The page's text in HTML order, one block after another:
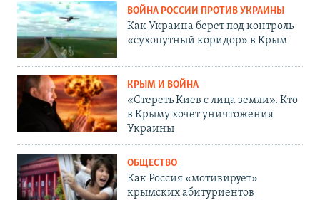
ВОЙНА РОССИИ ПРОТИВ УКРАИНЫ
Как Украина берет под контроль
«сухопутный коридор» в Крым
КРЫМ И ВОЙНА
«Стереть Киев с лица земли». Кто
в Крыму хочет уничтожения
Украины
ОБЩЕСТВО
Как Россия «мотивирует»
крымских абитуриентов